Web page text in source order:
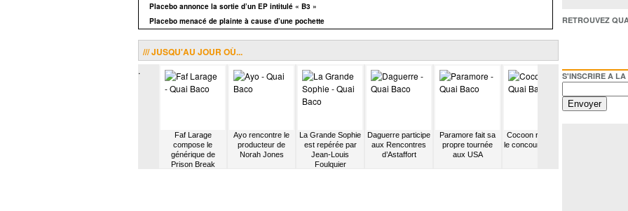
Placebo annonce la sortie d’un EP intitulé « B3 »
Placebo menacé de plainte à cause d’une pochette
/// JUSQU'AU JOUR OÙ...
.
Faf Larage
compose le
générique de
Prison Break
Ayo rencontre le
producteur de
Norah Jones
La Grande Sophie
est repérée par
Jean-Louis
Foulquier
Daguerre participe
aux Rencontres
d’Astaffort
Paramore fait sa
propre tournée
aux USA
Cocoon remporte
le concours CQFD
RETROUVEZ
S'INSCRIRE A LA